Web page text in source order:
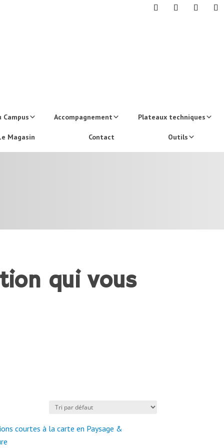
Accompagnement Plateaux techniques
Magasin Contact Outils
qui vous